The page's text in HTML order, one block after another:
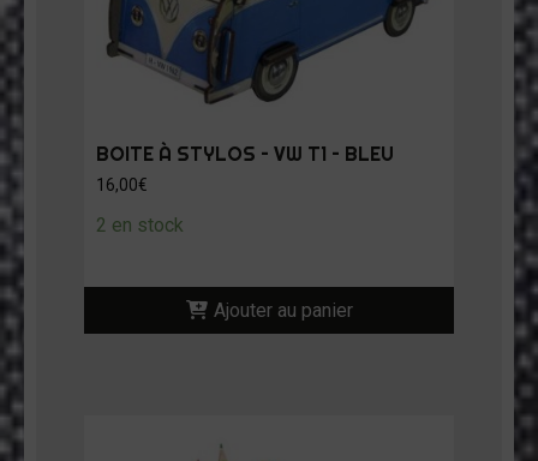
BOITE À STYLOS – VW T1 – BLEU
16,00€
2 en stock
Ajouter au panier